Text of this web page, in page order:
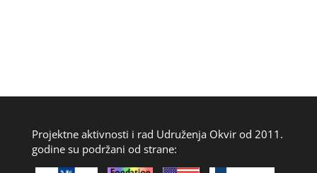
Projektne aktivnosti i rad Udruženja Okvir od 2011.
godine su podržani od strane: